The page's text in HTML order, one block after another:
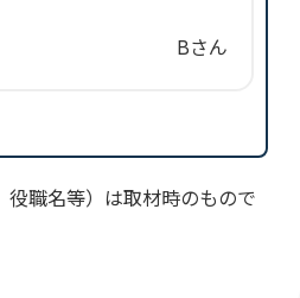
Bさん
職名等）は取材時のもので